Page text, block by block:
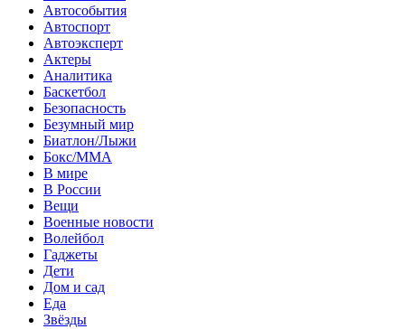
Автособытия
Автоспорт
Автоэксперт
Актеры
Аналитика
Баскетбол
Безопасность
Безумный мир
Биатлон/Лыжи
Бокс/MMA
В мире
В России
Вещи
Военные новости
Волейбол
Гаджеты
Дети
Дом и сад
Еда
Звёзды